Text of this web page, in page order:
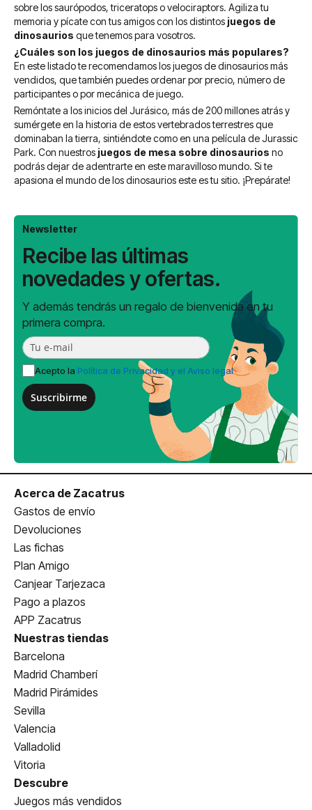
sobre los saurópodos, triceratops o velociraptors. Agiliza tu
memoria y pícate con tus amigos con los distintos juegos de
dinosaurios que tenemos para vosotros.
¿Cuáles son los juegos de dinosaurios más populares?
En este listado te recomendamos los juegos de dinosaurios más
vendidos, que también puedes ordenar por precio, número de
participantes o por mecánica de juego.
Remóntate a los inicios del Jurásico, más de 200 millones atrás y
sumérgete en la historia de estos vertebrados terrestres que
dominaban la tierra, sintiéndote como en una película de Jurassic
Park. Con nuestros juegos de mesa sobre dinosaurios no
podrás dejar de adentrarte en este maravilloso mundo. Si te
apasiona el mundo de los dinosaurios este es tu sitio. ¡Prepárate!
Newsletter
Recibe las últimas
novedades y ofertas.
Y además tendrás un regalo de bienvenida en tu
primera compra.
Acepto la Política de Privacidad y el Aviso legal
Suscribirme
Acerca de Zacatrus
Gastos de envío
Devoluciones
Las fichas
Plan Amigo
Canjear Tarjezaca
Pago a plazos
APP Zacatrus
Nuestras tiendas
Barcelona
Madrid Chamberí
Madrid Pirámides
Sevilla
Valencia
Valladolid
Vitoria
Descubre
Juegos más vendidos